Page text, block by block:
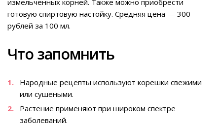
готовую спиртовую настойку. Средняя цена — 300
рублей за 100 мл.
Что запомнить
Народные рецепты используют корешки свежими
или сушеными.
Растение применяют при широком спектре
заболеваний.